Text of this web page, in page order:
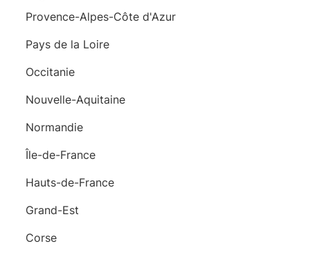
Provence-Alpes-Côte d'Azur
Pays de la Loire
Occitanie
Nouvelle-Aquitaine
Normandie
Île-de-France
Hauts-de-France
Grand-Est
Corse